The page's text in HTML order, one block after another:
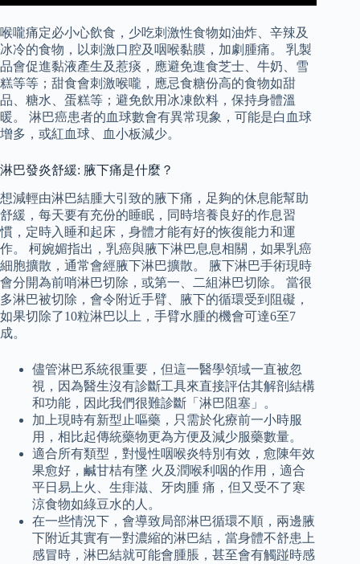
喉嚨痛定必小心飲食，少吃刺激性食物如油炸、辛辣及
冰冷的食物，以刺激口腔及咽喉黏膜，加劇腫痛。 乳製
品會促進黏液產生及惹痰，應避免進食芝士、牛奶、雪
糕等等；甜食會刺激喉嚨，應忌食糖份高的食物如甜
品、糖水、蛋糕等；避免飲用冰凍飲料，保持身體溫
暖。 淋巴癌患者的血球數會有異常現象，可能是白血球
增多，或紅血球、血小板減少。
淋巴發炎舒緩: 腋下痛是什麼？
想減輕由淋巴結腫大引致的腋下痛，足夠的休息能幫助
舒緩，每天要有充份的睡眠，同時培養良好的作息習
慣，定時入睡和起床，身體才能有好的恢復能力和運
作。 柯婉媚指出，乳癌與腋下淋巴息息相關，如果乳癌
細胞擴散，通常會經腋下淋巴擴散。 腋下淋巴手術現時
會分開為前哨淋巴切除，或第一、二組淋巴切除。 當很
多淋巴被切除，會令附近手臂、腋下的循環受到阻礙，
如果切除了10粒淋巴以上，手臂水腫的機會可達6至7
成。
儘管淋巴系統很重要，但這一醫學領域一直被忽
視，因為醫生沒有診斷工具來直接評估其解剖結構
和功能，因此我們很難診斷「淋巴阻塞」。
加上現時有新型止嘔藥，只需於化療前一小時服
用，相比起傳統藥物更為方便及減少服藥數量。
適合所有類型，對慢性咽喉炎特別有效，愈陳年效
果愈好，鹹甘桔有墜 火及潤喉利咽的作用，適合
平日易上火、生痱滋、牙肉腫 痛，但又受不了寒
涼食物如綠豆水的人。
在一些情況下，會導致局部淋巴循環不順，兩邊腋
下附近其實有一對濃縮的淋巴結，當身體不舒患上
感冒時，淋巴結就可能會腫脹，甚至會有觸踫時感